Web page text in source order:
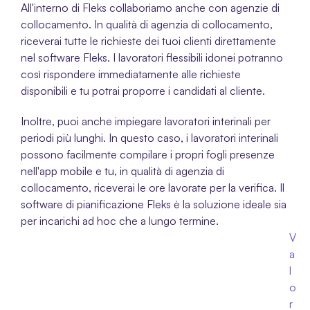
All'interno di Fleks collaboriamo anche con agenzie di
collocamento. In qualità di agenzia di collocamento,
riceverai tutte le richieste dei tuoi clienti direttamente
nel software Fleks. I lavoratori flessibili idonei potranno
così rispondere immediatamente alle richieste
disponibili e tu potrai proporre i candidati al cliente.
Inoltre, puoi anche impiegare lavoratori interinali per
periodi più lunghi. In questo caso, i lavoratori interinali
possono facilmente compilare i propri fogli presenze
nell'app mobile e tu, in qualità di agenzia di
collocamento, riceverai le ore lavorate per la verifica. Il
software di pianificazione Fleks è la soluzione ideale sia
per incarichi ad hoc che a lungo termine.
V
a
l
o
r